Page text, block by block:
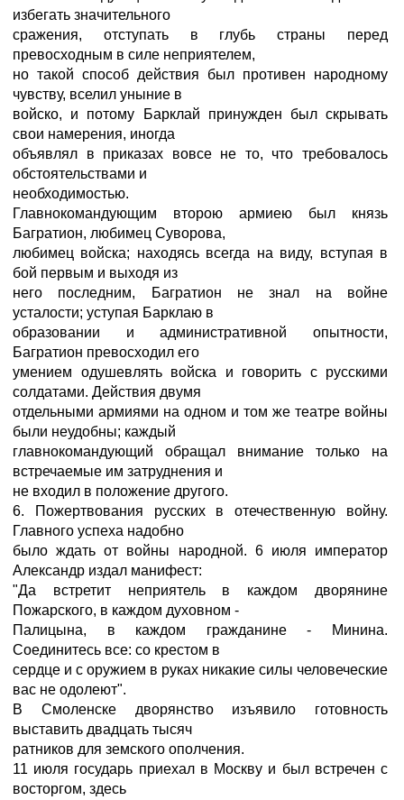
избегать значительного
сражения, отступать в глубь страны перед
превосходным в силе неприятелем,
но такой способ действия был противен народному
чувству, вселил уныние в
войско, и потому Барклай принужден был скрывать
свои намерения, иногда
объявлял в приказах вовсе не то, что требовалось
обстоятельствами и
необходимостью.
Главнокомандующим второю армиею был князь
Багратион, любимец Суворова,
любимец войска; находясь всегда на виду, вступая в
бой первым и выходя из
него последним, Багратион не знал на войне
усталости; уступая Барклаю в
образовании и административной опытности,
Багратион превосходил его
умением одушевлять войска и говорить с русскими
солдатами. Действия двумя
отдельными армиями на одном и том же театре войны
были неудобны; каждый
главнокомандующий обращал внимание только на
встречаемые им затруднения и
не входил в положение другого.
6. Пожертвования русских в отечественную войну.
Главного успеха надобно
было ждать от войны народной. 6 июля император
Александр издал манифест:
"Да встретит неприятель в каждом дворянине
Пожарского, в каждом духовном -
Палицына, в каждом гражданине - Минина.
Соединитесь все: со крестом в
сердце и с оружием в руках никакие силы человеческие
вас не одолеют".
В Смоленске дворянство изъявило готовность
выставить двадцать тысяч
ратников для земского ополчения.
11 июля государь приехал в Москву и был встречен с
восторгом, здесь